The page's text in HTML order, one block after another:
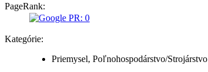
PageRank:
Kategórie:
Priemysel, Poľnohospodárstvo/Strojárstvo